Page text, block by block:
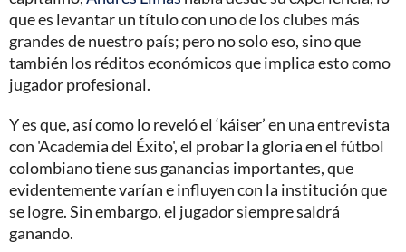
que es levantar un título con uno de los clubes más
grandes de nuestro país; pero no solo eso, sino que
también los réditos económicos que implica esto como
jugador profesional.
Y es que, así como lo reveló el ‘káiser’ en una entrevista
con 'Academia del Éxito', el probar la gloria en el fútbol
colombiano tiene sus ganancias importantes, que
evidentemente varían e influyen con la institución que
se logre. Sin embargo, el jugador siempre saldrá
ganando.